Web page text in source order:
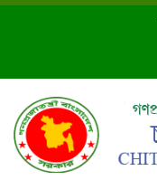
Skip